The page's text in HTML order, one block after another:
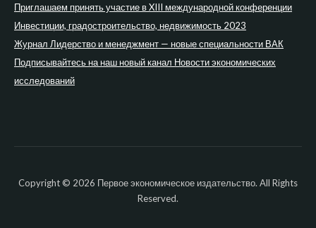
Приглашаем принять участие в XIII международной конференции
Инвестиции, градостроительство, недвижимость 2023
Журнал Лидерство и менеджмент — новые специальности ВАК
Подписывайтесь на наш новый канал Новости экономических
исследований
Copyright © 2026 Первое экономическое издательство. All Rights
Reserved.